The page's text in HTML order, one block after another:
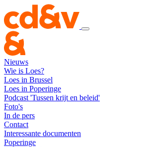
Nieuws
Wie is Loes?
Loes in Brussel
Loes in Poperinge
Podcast 'Tussen krijt en beleid'
Foto's
In de pers
Contact
Interessante documenten
Poperinge